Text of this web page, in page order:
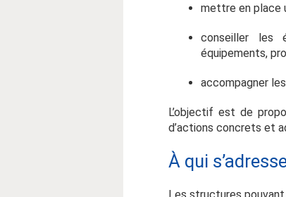
mettre en place
conseiller les
équipements,
accompagner
L’objectif est de
d’actions concrets et
À qui